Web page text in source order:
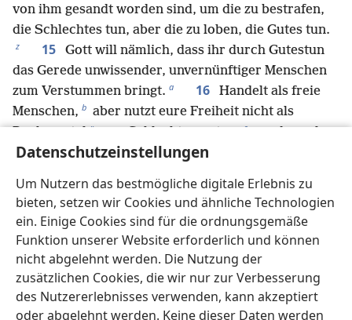
Datenschutzeinstellungen
Um Nutzern das bestmögliche digitale Erlebnis zu
bieten, setzen wir Cookies und ähnliche Technologien
ein. Einige Cookies sind für die ordnungsgemäße
Funktion unserer Website erforderlich und können
nicht abgelehnt werden. Die Nutzung der
zusätzlichen Cookies, die wir nur zur Verbesserung
des Nutzererlebnisses verwenden, kann akzeptiert
oder abgelehnt werden. Keine dieser Daten werden
von ihm gesandt worden sind, um die zu bestrafen,
die Schlechtes tun, aber die zu loben, die Gutes tun.
z 15
Gott will nämlich, dass ihr durch Gutestun
das Gerede unwissender, unvernünftiger Menschen
zum Verstummen bringt. a 16
Handelt als freie
Menschen, b aber nutzt eure Freiheit nicht als
Deckmantel * , um Schlechtes zu tun, c sondern als
Sklaven Gottes. d 17 Ehrt Menschen aller Art,
Gott, g ehrt den König. h
18 Diener sollen sich ihren Herren mit dem
gebührenden Respekt unterordnen i – nicht nur den
guten und vernünftigen, sondern auch denen, die
schwer zufriedenzustellen sind. 19 Denn es ist
etwas Erfreuliches, wenn jemand wegen seines
Gewissens vor Gott unter Härten * ausharrt * und